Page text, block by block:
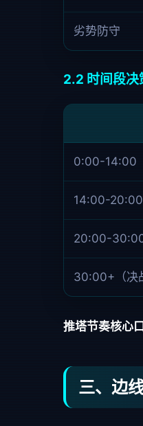
劣势防守
2.2 时间段决
0:00-14:00
14:00-20:00
20:00-30:00
30:00+（决
推塔节奏核心
三、边